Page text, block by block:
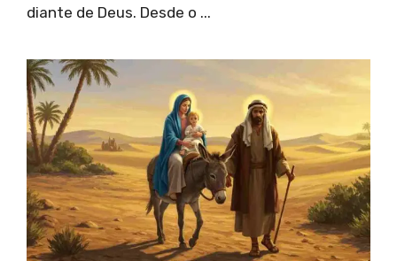
diante de Deus. Desde o ...